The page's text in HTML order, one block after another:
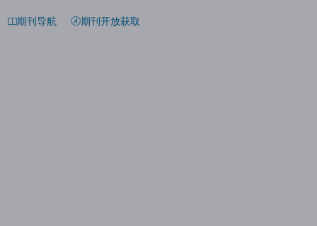
期刊导航 期刊开放获取